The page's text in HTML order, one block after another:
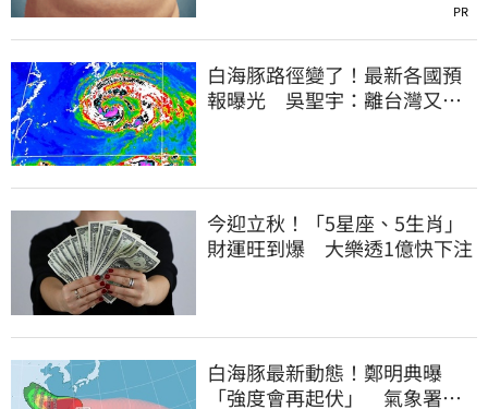
PR
白海豚路徑變了！最新各國預
報曝光 吳聖宇：離台灣又更
今迎立秋！「5星座、5生肖」
財運旺到爆 大樂透1億快下注
白海豚最新動態！鄭明典曝
「強度會再起伏」 氣象署：